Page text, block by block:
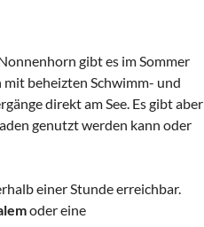
gibt es im Sommer
beheizten Schwimm- und
direkt am See. Es gibt aber
genutzt werden kann oder
einer Stunde erreichbar.
oder eine